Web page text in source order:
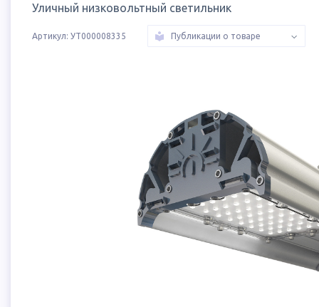
Уличный низковольтный светильник
Артикул: УТ000008335 Публикации о товаре